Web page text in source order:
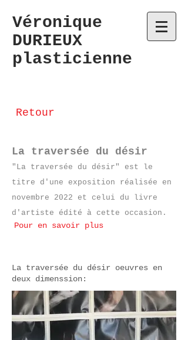
Véronique
DURIEUX
plasticienne
Retour
La traversée du désir
"La traversée du désir" est le
titre d'une exposition réalisée en
novembre 2022 et celui du livre
d'artiste édité à cette occasion.
Pour en savoir plus
La traversée du désir oeuvres en
deux dimenssion: